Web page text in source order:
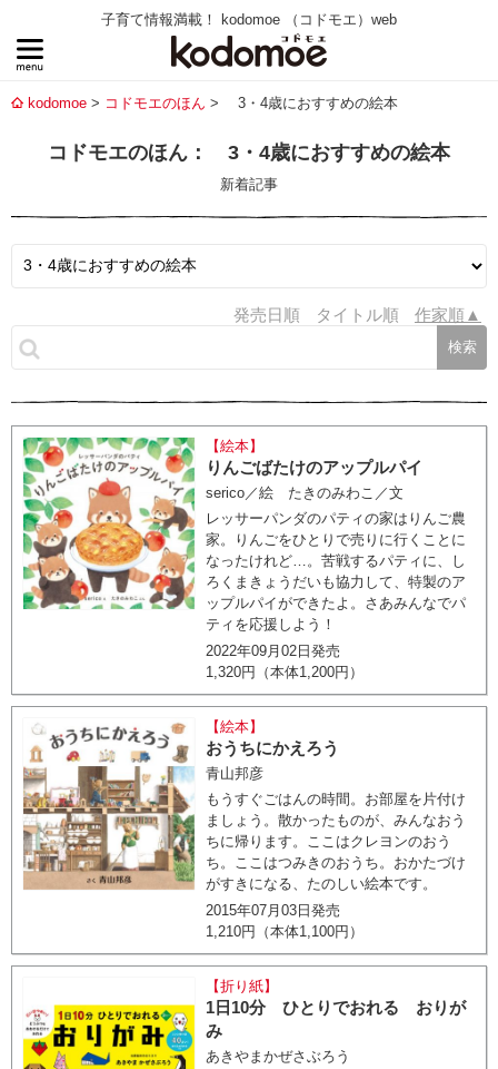
子育て情報満載！ kodomoe （コドモエ）web
kodomoe コドモエのほん 3・4歳におすすめの絵本
コドモエのほん： 3・4歳におすすめの絵本
新着記事
発売日順 タイトル順 作家順
【絵本】
りんごばたけのアップルパイ
serico／絵 たきのみわこ／文
レッサーパンダのパティの家はりんご農
家。りんごをひとりで売りに行くことに
なったけれど…。苦戦するパティに、し
ろくまきょうだいも協力して、特製のア
ップルパイができたよ。さあみんなでパ
ティを応援しよう！
2022年09月02日発売
1,320円（本体1,200円）
【絵本】
おうちにかえろう
青山邦彦
もうすぐごはんの時間。お部屋を片付け
ましょう。散かったものが、みんなおう
ちに帰ります。ここはクレヨンのおう
ち。ここはつみきのおうち。おかたづけ
がすきになる、たのしい絵本です。
2015年07月03日発売
1,210円（本体1,100円）
【折り紙】
1日10分 ひとりでおれる おりが
み
あきやまかぜさぶろう